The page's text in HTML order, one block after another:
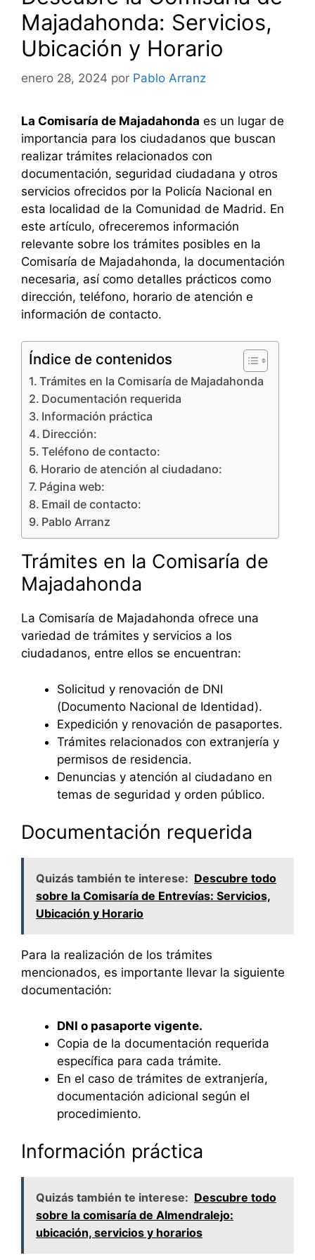
Majadahonda: Servicios,
Ubicación y Horario
enero 28, 2024 por Pablo Arranz
La Comisaría de Majadahonda es un lugar de
importancia para los ciudadanos que buscan
realizar trámites relacionados con
documentación, seguridad ciudadana y otros
servicios ofrecidos por la Policía Nacional en
esta localidad de la Comunidad de Madrid. En
este artículo, ofreceremos información
relevante sobre los trámites posibles en la
Comisaría de Majadahonda, la documentación
necesaria, así como detalles prácticos como
dirección, teléfono, horario de atención e
información de contacto.
Índice de contenidos
Trámites en la Comisaría de Majadahonda
Documentación requerida
Información práctica
Dirección:
Teléfono de contacto:
Horario de atención al ciudadano:
Página web:
Email de contacto:
Pablo Arranz
Trámites en la Comisaría de
Majadahonda
La Comisaría de Majadahonda ofrece una
variedad de trámites y servicios a los
ciudadanos, entre ellos se encuentran:
Solicitud y renovación de DNI
(Documento Nacional de Identidad).
Expedición y renovación de pasaportes.
Trámites relacionados con extranjería y
permisos de residencia.
Denuncias y atención al ciudadano en
temas de seguridad y orden público.
Documentación requerida
Quizás también te interese: Descubre todo
sobre la Comisaría de Entrevías: Servicios,
Ubicación y Horario
Para la realización de los trámites
mencionados, es importante llevar la siguiente
documentación:
DNI o pasaporte vigente.
Copia de la documentación requerida
específica para cada trámite.
En el caso de trámites de extranjería,
documentación adicional según el
procedimiento.
Información práctica
Quizás también te interese: Descubre todo
sobre la comisaría de Almendralejo:
ubicación, servicios y horarios